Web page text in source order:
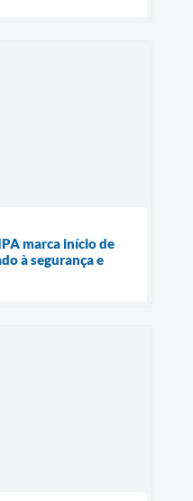
marca início de
à segurança e